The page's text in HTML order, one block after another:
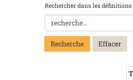
Rechercher dans les
Recherche